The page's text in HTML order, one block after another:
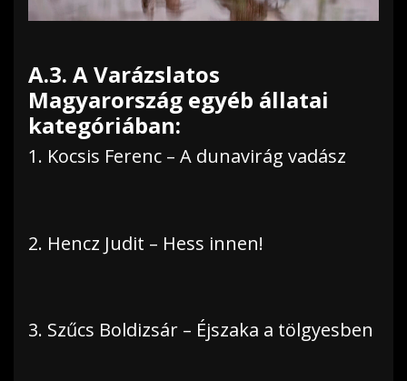
A.3. A Varázslatos
Magyarország egyéb állatai
kategóriában:
1. Kocsis Ferenc – A dunavirág vadász
2. Hencz Judit – Hess innen!
3. Szűcs Boldizsár – Éjszaka a tölgyesben